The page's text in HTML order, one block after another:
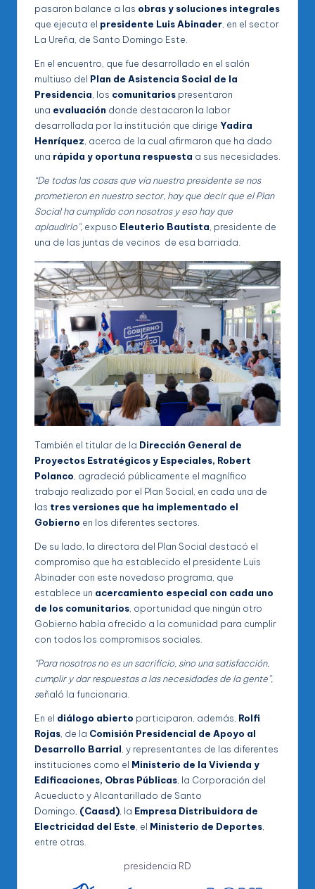
pasaron balance a las obras y soluciones integrales
que ejecuta el presidente Luis Abinader, en el sector
La Ureña, de Santo Domingo Este.
En el encuentro, que fue desarrollado en el salón
multiuso del Plan de Asistencia Social de la
Presidencia, los comunitarios presentaron
una evaluación donde destacaron la labor
desarrollada por la institución que dirige Yadira
Henríquez, acerca de la cual afirmaron que ha dado
una rápida y oportuna respuesta a sus necesidades.
“De todas las cosas que vía nuestro presidente se nos
prometieron en nuestro sector, hay que decir que el Plan
Social ha cumplido con nosotros y eso hay que
aplaudirlo”, expuso Eleuterio Bautista, presidente de
una de las juntas de vecinos de esa barriada.
También el titular de la Dirección General de
Proyectos Estratégicos y Especiales, Robert
Polanco , agradeció públicamente el magnífico
trabajo realizado por el Plan Social, en cada una de
las tres versiones que ha implementado el
Gobierno en los diferentes sectores.
De su lado, la directora del Plan Social destacó el
compromiso que ha establecido el presidente Luis
Abinader con este novedoso programa, que
establece un acercamiento especial con cada uno
de los comunitarios , oportunidad que ningún otro
Gobierno había ofrecido a la comunidad para cumplir
con todos los compromisos sociales.
“Para nosotros no es un sacrificio, sino una satisfacción,
cumplir y dar respuestas a las necesidades de la gente”,
señaló la funcionaria.
En el diálogo abierto participaron, además, Rolfi
Rojas , de la Comisión Presidencial de Apoyo al
Desarrollo Barrial , y representantes de las diferentes
instituciones como el Ministerio de la Vivienda y
Edificaciones, Obras Públicas , la Corporación del
Acueducto y Alcantarillado de Santo
Domingo, (Caasd) , la Empresa Distribuidora de
Electricidad del Este , el Ministerio de Deportes
entre otras.
presidencia RD